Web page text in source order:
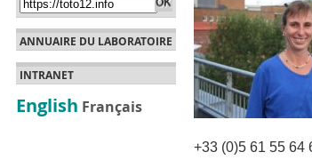
ANNUAIRE DU LABORATOIRE
INTRANET
English Français
+33 (0)5 61 55 64